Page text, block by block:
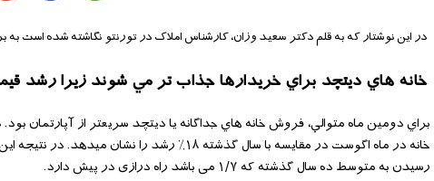
در این نوشتار که به قلم دکتر سعید وزان، کارشناس املاک در تورنتو نگاشته شده است به بررسی بازار
خانه هاي ديتچد براي خريدارها جذاب تر مي شوند زيرا رشد
براي دومين ماه متوالي، فروش خانه هاي جداگانه يا ديتچد سريعتر از
رسیدن به متوسط ده سال گذشته که ١/٧ می باشد راه درازی در پیش دارد.